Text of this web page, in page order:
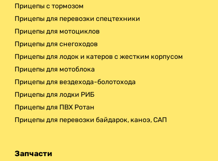
Прицепы с тормозом
Прицепы для перевозки спецтехники
Прицепы для мотоциклов
Прицепы для снегоходов
Прицепы для лодок и катеров с жестким корпусом
Прицепы для мотоблока
Прицепы для вездехода-болотохода
Прицепы для лодки РИБ
Прицепы для ПВХ Ротан
Прицепы для перевозки байдарок, каноэ, САП
Запчасти